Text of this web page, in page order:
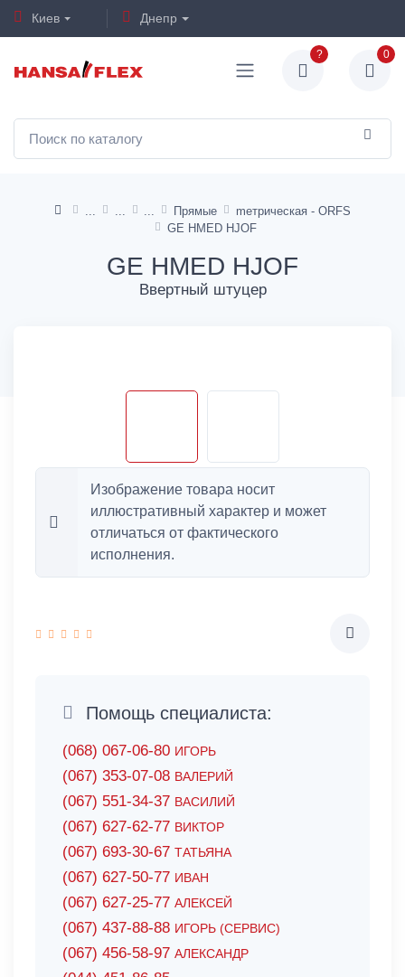
Киев Днепр
? 0
Прямые
mетрическая - ORFS
GE HMED HJOF
GE HMED HJOF
Ввертный штуцер
Изображение товара носит
иллюстративный характер и может
отличаться от фактического
исполнения.
Помощь специалиста:
(068) 067-06-80 ИГОРЬ
(067) 353-07-08 ВАЛЕРИЙ
(067) 551-34-37 ВАСИЛИЙ
(067) 627-62-77 ВИКТОР
(067) 693-30-67 ТАТЬЯНА
(067) 627-50-77 ИВАН
(067) 627-25-77 АЛЕКСЕЙ
(067) 437-88-88 ИГОРЬ (СЕРВИС)
(067) 456-58-97 АЛЕКСАНДР